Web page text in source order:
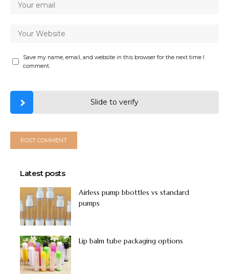
Save my name, email, and website in this browser for the next time I
comment.
Slide to verify
Latest posts
Airless pump bbottles vs standard
pumps
Lip balm tube packaging options